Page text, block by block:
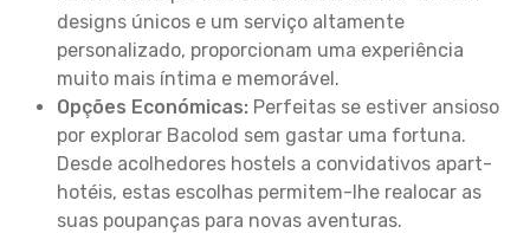
designs únicos e um serviço altamente
personalizado, proporcionam uma experiência
muito mais íntima e memorável.
Opções Económicas: Perfeitas se estiver ansioso
por explorar Bacolod sem gastar uma fortuna.
Desde acolhedores hostels a convidativos apart-
hotéis, estas escolhas permitem-lhe realocar as
suas poupanças para novas aventuras.